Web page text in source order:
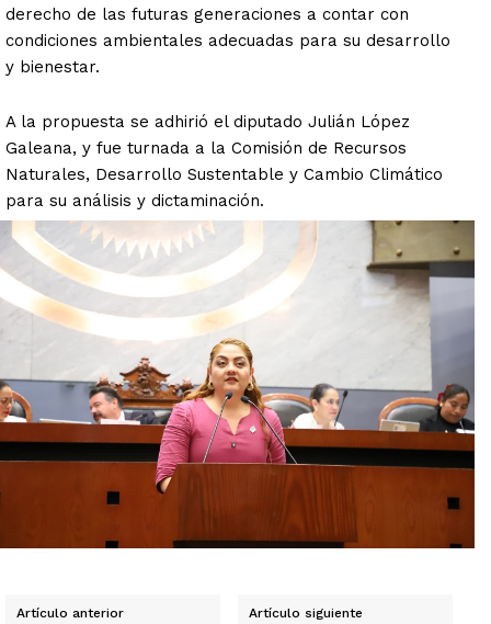
derecho de las futuras generaciones a contar con
condiciones ambientales adecuadas para su desarrollo
y bienestar.
A la propuesta se adhirió el diputado Julián López
Galeana, y fue turnada a la Comisión de Recursos
Naturales, Desarrollo Sustentable y Cambio Climático
para su análisis y dictaminación.
Artículo anterior Artículo siguiente